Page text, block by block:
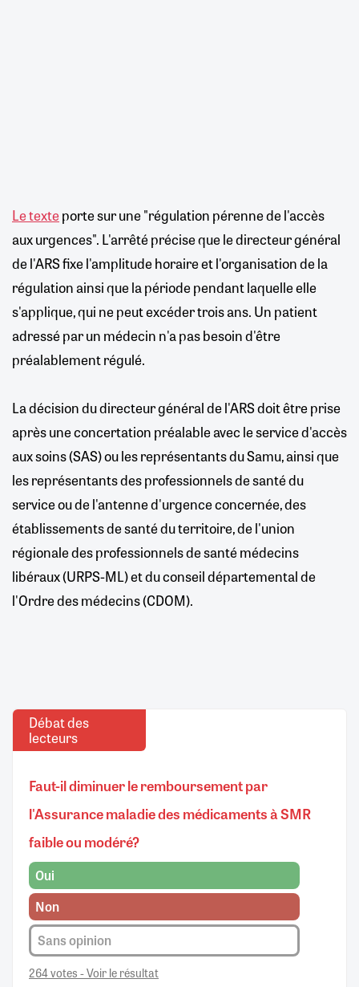
Le texte porte sur une "régulation pérenne de l'accès
aux urgences". L'arrêté précise que le directeur général
de l'ARS fixe l'amplitude horaire et l'organisation de la
régulation ainsi que la période pendant laquelle elle
s'applique, qui ne peut excéder trois ans. Un patient
adressé par un médecin n'a pas besoin d'être
préalablement régulé.
La décision du directeur général de l'ARS doit être prise
après une concertation préalable avec le service d'accès
aux soins (SAS) ou les représentants du Samu, ainsi que
les représentants des professionnels de santé du
service ou de l'antenne d'urgence concernée, des
établissements de santé du territoire, de l'union
régionale des professionnels de santé médecins
libéraux (URPS-ML) et du conseil départemental de
l'Ordre des médecins (CDOM).
Débat des
lecteurs
Faut-il diminuer le remboursement par
l'Assurance maladie des médicaments à SMR
faible ou modéré?
Oui
Non
Sans opinion
264 votes - Voir le résultat